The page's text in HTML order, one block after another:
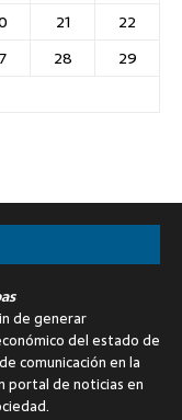
21
22
28
29
de generar
del estado de
comunicación en la
portal de noticias en